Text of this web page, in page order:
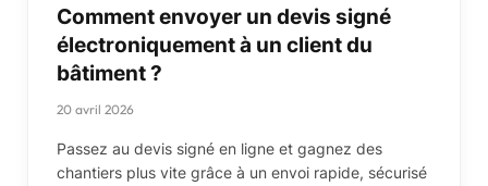
Comment envoyer un devis signé
électroniquement à un client du
bâtiment ?
20 avril 2026
Passez au devis signé en ligne et gagnez des
chantiers plus vite grâce à un envoi rapide, sécurisé